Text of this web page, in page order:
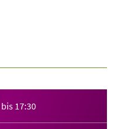
bis 17:30